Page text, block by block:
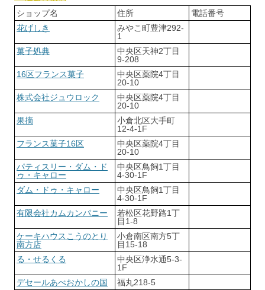
ショップ名
住所
電話番号
花げしき
みやこ町豊津292-
1
菓子処典
中央区天神2丁目
9-208
16区フランス菓子
中央区薬院4丁目
20-10
株式会社ジュウロック
中央区薬院4丁目
20-10
果摘
小倉北区大手町
12-4-1F
フランス菓子16区
中央区薬院4丁目
20-10
パティスリー・ダム・ド
ゥ・キャロー
中央区鳥飼1丁目
4-30-1F
ダム・ドゥ・キャロー
中央区鳥飼1丁目
4-30-1F
有限会社カムカンパニー
若松区花野路1丁
目1-8
ケーキハウスこうのとり
南方店
小倉南区南方5丁
目15-18
る・せるくる
中央区浄水通5-3-
1F
デセールあべおかしの国
福丸218-5